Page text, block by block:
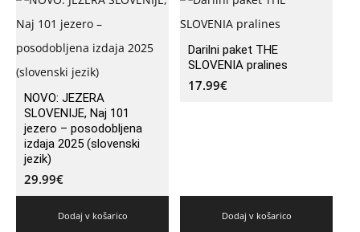
NOVO: JEZERA
SLOVENIJE, Naj 101
jezero – posodobljena
izdaja 2025 (slovenski
jezik)
29.99€
Dodaj v košarico
Darilni paket THE
SLOVENIA pralines
17.99€
Dodaj v košarico